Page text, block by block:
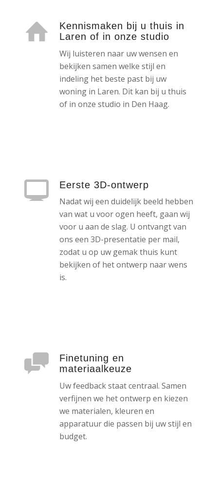
Kennismaken bij u thuis in
Laren of in onze studio
Wij luisteren naar uw wensen en
bekijken samen welke stijl en
indeling het beste past bij uw
woning in Laren. Dit kan bij u thuis
of in onze studio in Den Haag.
Eerste 3D-ontwerp
Nadat wij een duidelijk beeld hebben
van wat u voor ogen heeft, gaan wij
voor u aan de slag. U ontvangt van
ons een 3D-presentatie per mail,
zodat u op uw gemak thuis kunt
bekijken of het ontwerp naar wens
is.
Finetuning en
materiaalkeuze
Uw feedback staat centraal. Samen
verfijnen we het ontwerp en kiezen
we materialen, kleuren en
apparatuur die passen bij uw stijl en
budget.